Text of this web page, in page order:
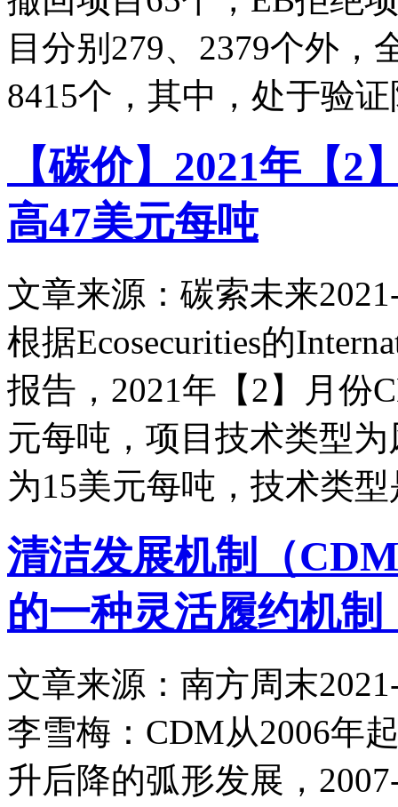
目分别279、2379个外
8415个，其中，处于验
【碳价】2021年【
高47美元每吨
文章来源：碳索未来
根据Ecosecurities的
报告，2021年【2】月份
元每吨，项目技术类型
为15美元每吨，技术类
清洁发展机制（
的一种灵活履约机
文章来源：南方周末
李雪梅：CDM从2006年
升后降的弧形发展，